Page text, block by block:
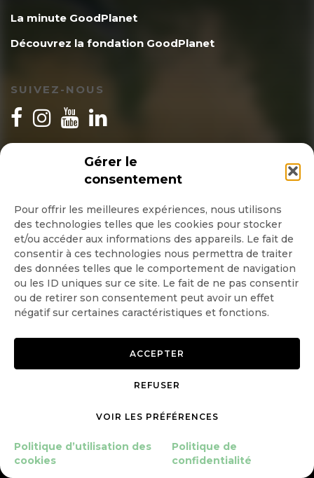
Gérer le
consentement
Pour offrir les meilleures expériences, nous utilisons
des technologies telles que les cookies pour stocker
et/ou accéder aux informations des appareils. Le fait de
consentir à ces technologies nous permettra de traiter
des données telles que le comportement de navigation
ou les ID uniques sur ce site. Le fait de ne pas consentir
ou de retirer son consentement peut avoir un effet
négatif sur certaines caractéristiques et fonctions.
ACCEPTER
REFUSER
VOIR LES PRÉFÉRENCES
Politique d’utilisation des
cookies
Politique de
confidentialité
La minute GoodPlanet
Découvrez la fondation GoodPlanet
SUIVEZ-NOUS
INSCRIPTION NEWSLETTER
Quotidienne
Hebdo
OK
Politique de confidentialité
Gérer le consentement